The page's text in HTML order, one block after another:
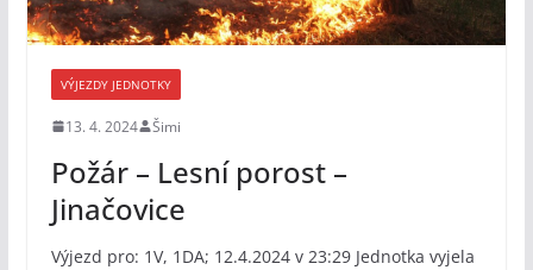
VÝJEZDY JEDNOTKY
13. 4. 2024 Šimi
Požár – Lesní porost –
Jinačovice
Výjezd pro: 1V, 1DA; 12.4.2024 v 23:29 Jednotka vyjela